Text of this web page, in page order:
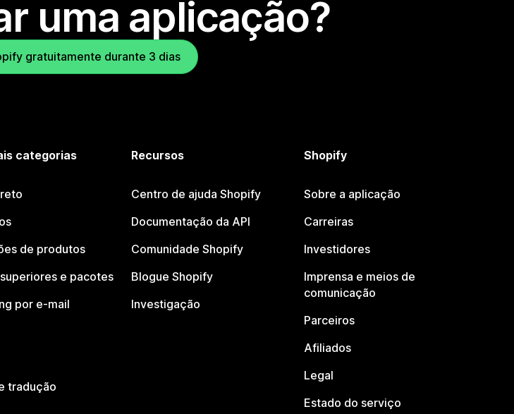
uma aplicação?
gratuitamente durante 3 dias
categorias
de produtos
e pacotes
por e-mail
tradução
Recursos
Centro de ajuda Shopify
Documentação da API
Comunidade Shopify
Blogue Shopify
Investigação
Shopify
Sobre a aplicação
Carreiras
Investidores
Imprensa e meios de
comunicação
Parceiros
Afiliados
Legal
Estado do serviço